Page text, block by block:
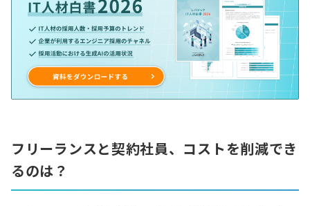
フリーランスと契約社員、コストを削減でき
るのは？